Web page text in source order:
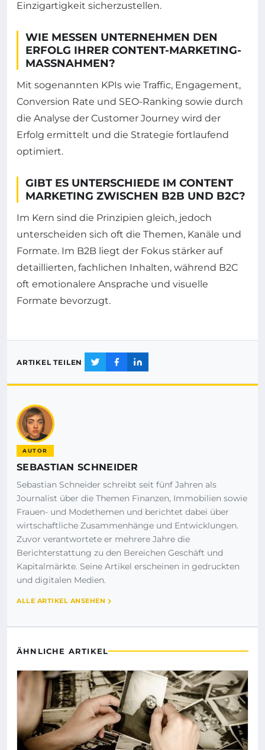
Einzigartigkeit sicherzustellen.
WIE MESSEN UNTERNEHMEN DEN
ERFOLG IHRER CONTENT-MARKETING-
MASSNAHMEN?
Mit sogenannten KPIs wie Traffic, Engagement,
Conversion Rate und SEO-Ranking sowie durch
die Analyse der Customer Journey wird der
Erfolg ermittelt und die Strategie fortlaufend
optimiert.
GIBT ES UNTERSCHIEDE IM CONTENT
MARKETING ZWISCHEN B2B UND B2C?
Im Kern sind die Prinzipien gleich, jedoch
unterscheiden sich oft die Themen, Kanäle und
Formate. Im B2B liegt der Fokus stärker auf
detaillierten, fachlichen Inhalten, während B2C
oft emotionalere Ansprache und visuelle
Formate bevorzugt.
ARTIKEL TEILEN
AUTOR
SEBASTIAN SCHNEIDER
Sebastian Schneider schreibt seit fünf Jahren als
Journalist über die Themen Finanzen, Immobilien sowie
Frauen- und Modethemen und berichtet dabei über
wirtschaftliche Zusammenhänge und Entwicklungen.
Zuvor verantwortete er mehrere Jahre die
Berichterstattung zu den Bereichen Geschäft und
Kapitalmärkte. Seine Artikel erscheinen in gedruckten
und digitalen Medien.
ALLE ARTIKEL ANSEHEN
ÄHNLICHE ARTIKEL